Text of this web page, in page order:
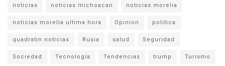
noticias noticias michoacan noticias morelia
noticias morelia ultima hora Opinion politica
quadratin noticias Rusia salud Seguridad
Sociedad Tecnología Tendencias trump Turismo